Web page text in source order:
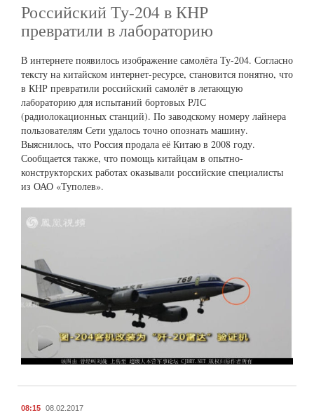
Российский Ту-204 в КНР
превратили в лабораторию
В интернете появилось изображение самолёта Ту-204. Согласно
тексту на китайском интернет-ресурсе, становится понятно, что
в КНР превратили российский самолёт в летающую
лабораторию для испытаний бортовых РЛС
(радиолокационных станций). По заводскому номеру лайнера
пользователям Сети удалось точно опознать машину.
Выяснилось, что Россия продала её Китаю в 2008 году.
Сообщается также, что помощь китайцам в опытно-
конструкторских работах оказывали российские специалисты
из ОАО «Туполев».
08:15 08.02.2017